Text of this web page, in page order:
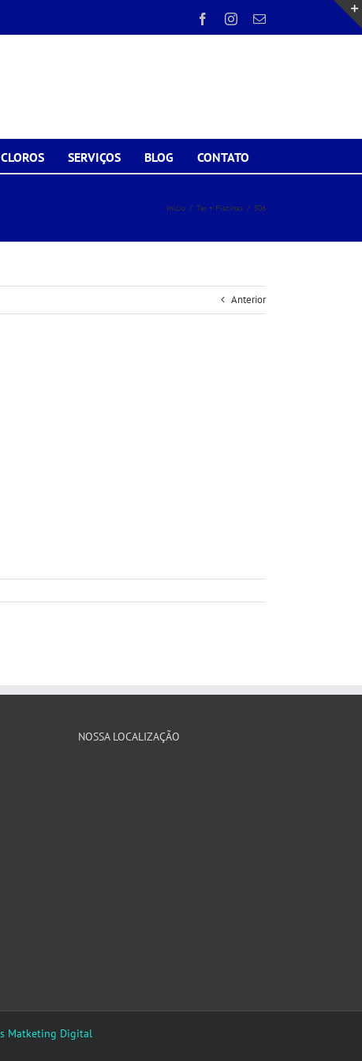
FacebookInstagram
E-
SERVIÇOS BLOG CONTATO
Início / Ter + Piscinas / 506
Anterior
NOSSA LOCALIZAÇÃO
Matketing Digital